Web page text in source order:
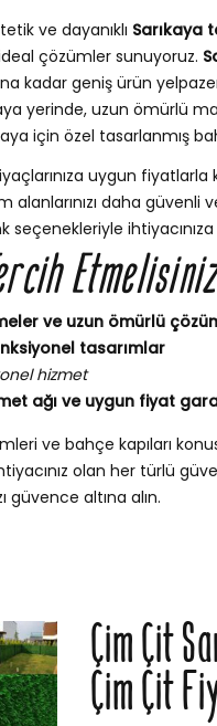
ve dayanıklı Sarıkaya
çözümler sunuyoruz.
kadar geniş ürün
yerinde, uzun ömürlü
için özel tasarlanmış
uygun fiyatlarla
alanlarınızı daha güvenli
seçenekleriyle
ve uzun ömürlü
tasarımlar
hizmet
ağı ve uygun fiyat
ve bahçe kapıları
olan her türlü
güvence altına alın.
Çim Çit
Çim Çit